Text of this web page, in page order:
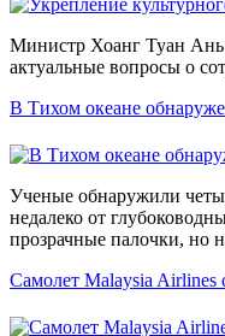
Министр Хоанг Туан Ань
актуальные вопросы о
В Тихом океане
Ученые обнаружили
недалеко от
прозрачные палочки, но
Самолет Malaysia Airlines